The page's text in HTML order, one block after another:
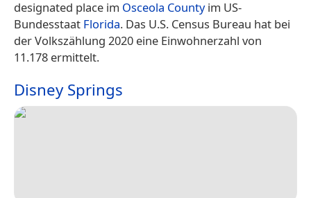
designated place im Osceola Countyim US-
Bundesstaat Florida. Das U.S. Census Bureau hat bei
der Volkszählung 2020 eine Einwohnerzahl von
11.178 ermittelt.
Disney Springs